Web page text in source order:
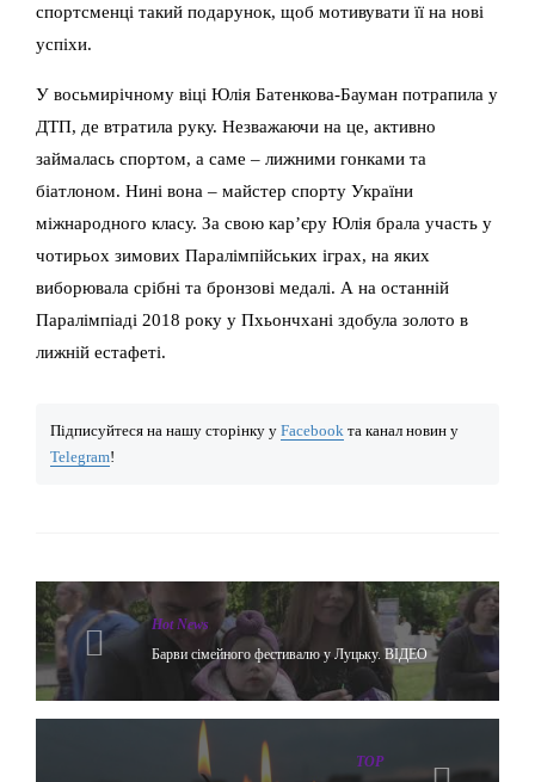
спортсменці такий подарунок, щоб мотивувати її на нові
успіхи.
У восьмирічному віці Юлія Батенкова-Бауман потрапила у
ДТП, де втратила руку. Незважаючи на це, активно
займалась спортом, а саме – лижними гонками та
біатлоном. Нині вона – майстер спорту України
міжнародного класу. За свою кар’єру Юлія брала участь у
чотирьох зимових Паралімпійських іграх, на яких
виборювала срібні та бронзові медалі. А на останній
Паралімпіаді 2018 року у Пхьончхані здобула золото в
лижній естафеті.
Підписуйтеся на нашу сторінку у Facebook та канал новин у
Telegram!
Hot News
Барви сімейного фестивалю у Луцьку. ВІДЕО
TOP